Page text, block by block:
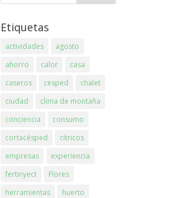
Etiquetas
actividades
agosto
ahorro
calor
casa
caseros
cesped
chalet
ciudad
clima de montaña
conciencia
consumo
cortacésped
cítricos
empresas
experiencia
fertinyect
Flores
herramientas
huerto